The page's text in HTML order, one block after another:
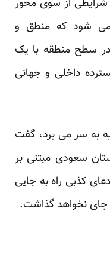
شرایطی از سوی محور
می شود که منطق و
سطح منطقه با یک
داخلی و جهانی
به سر می برد، گفت
سعودی مبتنی بر
کذبی راه به جایی
جای نخواهد گذاشت.